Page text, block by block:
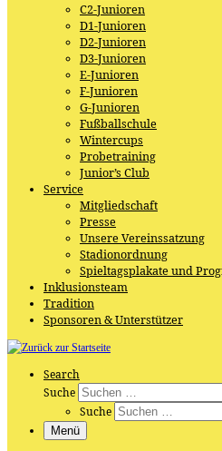
C2-Junioren
D1-Junioren
D2-Junioren
D3-Junioren
E-Junioren
F-Junioren
G-Junioren
Fußballschule
Wintercups
Probetraining
Junior’s Club
Service
Mitgliedschaft
Presse
Unsere Vereinssatzung
Stadionordnung
Spieltagsplakate und
Inklusionsteam
Tradition
Sponsoren & Unterstützer
Search
Suche
Suche
Menü